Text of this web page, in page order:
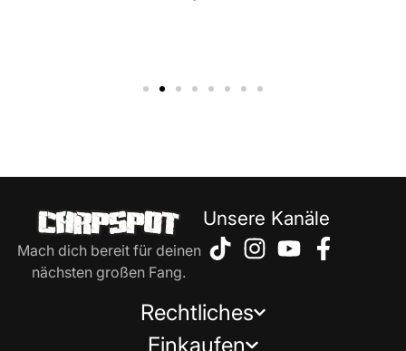
Mach dich bereit für deinen
nächsten großen Fang.
Unsere Kanäle
Rechtliches
Einkaufen